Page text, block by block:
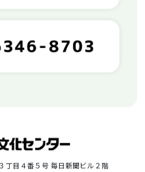
丁目４番５号 毎日新聞ビル２階